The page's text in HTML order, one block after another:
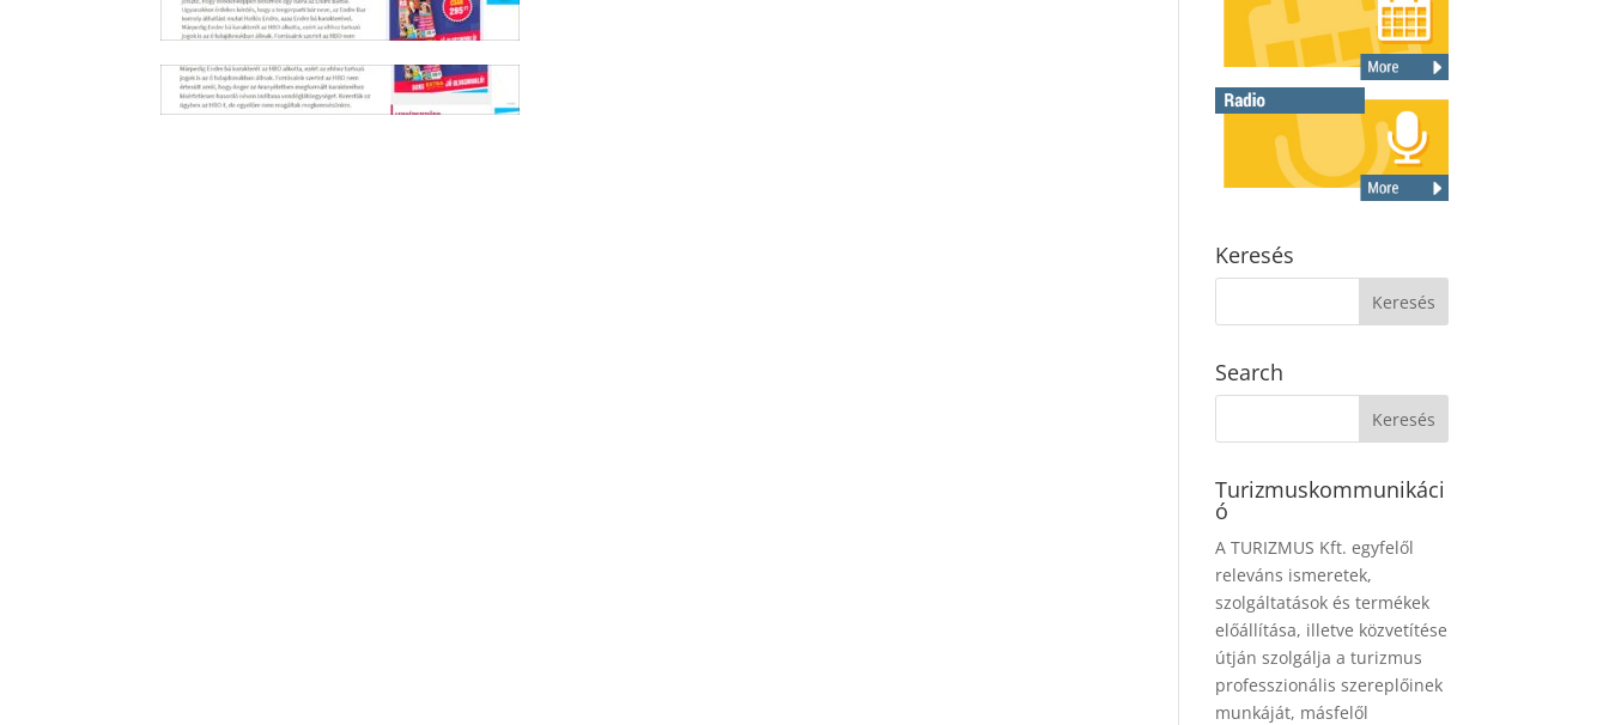
Keresés
Search
Turizmuskommunikáci
ó
A TURIZMUS Kft. egyfelől
releváns ismeretek,
szolgáltatások és termékek
előállítása, illetve közvetítése
útján szolgálja a turizmus
professzionális szereplőinek
munkáját, másfelől